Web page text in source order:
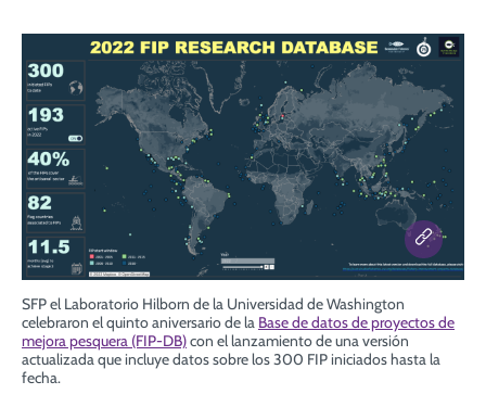
SFP el Laboratorio Hilborn de la Universidad de Washington
celebraron el quinto aniversario de la Base de datos de proyectos de
mejora pesquera (FIP-DB)con el lanzamiento de una versión
actualizada que incluye datos sobre los 300 FIP iniciados hasta la
fecha.